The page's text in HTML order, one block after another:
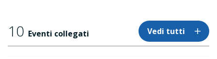
10 Eventi collegati Vedi tutti